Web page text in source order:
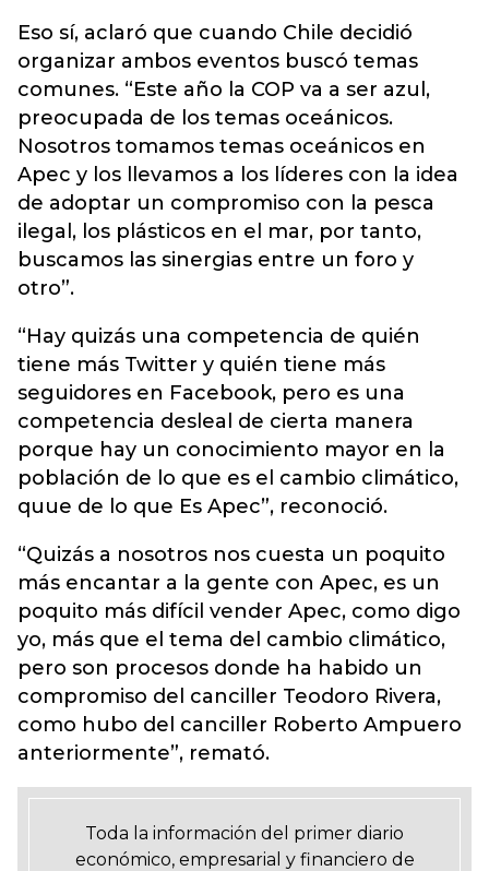
Eso sí, aclaró que cuando Chile decidió
organizar ambos eventos buscó temas
comunes. “Este año la COP va a ser azul,
preocupada de los temas oceánicos.
Nosotros tomamos temas oceánicos en
Apec y los llevamos a los líderes con la idea
de adoptar un compromiso con la pesca
ilegal, los plásticos en el mar, por tanto,
buscamos las sinergias entre un foro y
otro”.
“Hay quizás una competencia de quién
tiene más Twitter y quién tiene más
seguidores en Facebook, pero es una
competencia desleal de cierta manera
porque hay un conocimiento mayor en la
población de lo que es el cambio climático,
quue de lo que Es Apec”, reconoció.
“Quizás a nosotros nos cuesta un poquito
más encantar a la gente con Apec, es un
poquito más difícil vender Apec, como digo
yo, más que el tema del cambio climático,
pero son procesos donde ha habido un
compromiso del canciller Teodoro Rivera,
como hubo del canciller Roberto Ampuero
anteriormente”, remató.
Toda la información del primer diario
económico, empresarial y financiero de